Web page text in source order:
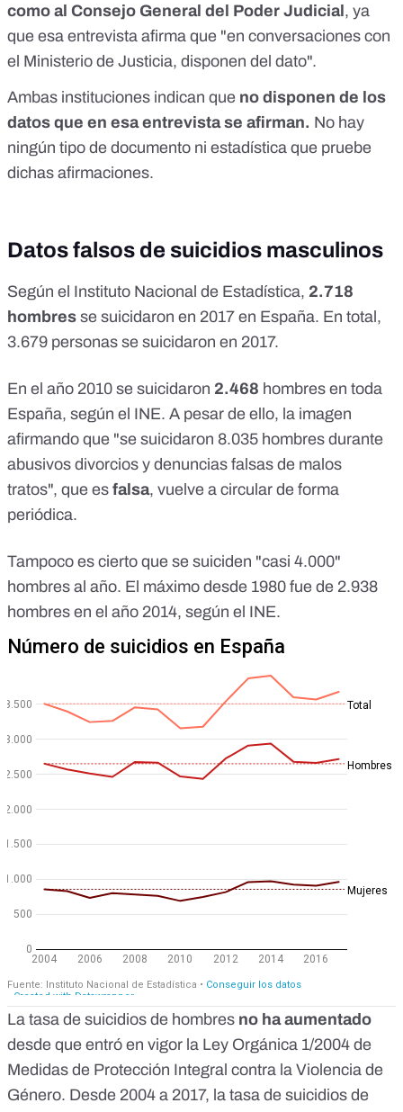
como al Consejo General del Poder Judicial, ya
que esa entrevista afirma que "en conversaciones con
el Ministerio de Justicia, disponen del dato".
Ambas instituciones indican que no disponen de los
datos que en esa entrevista se afirman. No hay
ningún tipo de documento ni estadística que pruebe
dichas afirmaciones.
Datos falsos de suicidios masculinos
Según el Instituto Nacional de Estadística, 2.718
hombres se suicidaron en 2017 en España. En total,
3.679 personas se suicidaron en 2017.
En el año 2010 se suicidaron 2.468 hombres en toda
España, según el INE. A pesar de ello, la imagen
afirmando que "se suicidaron 8.035 hombres durante
abusivos divorcios y denuncias falsas de malos
tratos", que es falsa, vuelve a circular de forma
periódica.
Tampoco es cierto que se suiciden "casi 4.000"
hombres al año. El máximo desde 1980 fue de 2.938
hombres en el año 2014, según el INE.
La tasa de suicidios de hombres no ha aumentado
desde que entró en vigor la Ley Orgánica 1/2004 de
Medidas de Protección Integral contra la Violencia de
Género. Desde 2004 a 2017, la tasa de suicidios de